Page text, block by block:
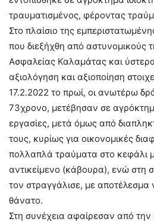
τραυματισμένος, φέροντας
Στο πλαίσιο της
που διεξήχθη από αστυνομικούς
Ασφαλείας Καλαμάτας και
αξιολόγηση και αξιοποίηση
17.2.2022 το πρωί, οι ανωτέρω
73χρονο, μετέβησαν σε
εργασίες, μετά όμως από
τους, κυρίως για οικονομικές
πολλαπλά τραύματα στο κεφάλι
αντικείμενο (κάβουρα), ενώ στη
τον στραγγάλισε, με αποτέλεσμα
θάνατο.
Στη συνέχεια αφαίρεσαν από